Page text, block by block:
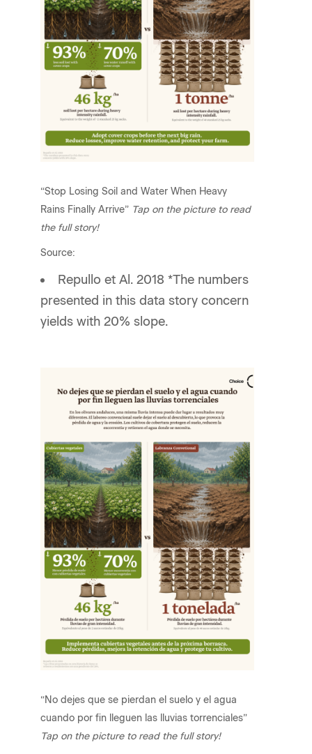
“Stop Losing Soil and Water When Heavy
Rains Finally Arrive” Tap on the picture to read
the full story!
Source:
Repullo et Al. 2018 *The numbers
presented in this data story concern
yields with 20% slope.
“No dejes que se pierdan el suelo y el agua
cuando por fin lleguen las lluvias torrenciales”
Tap on the picture to read the full story!